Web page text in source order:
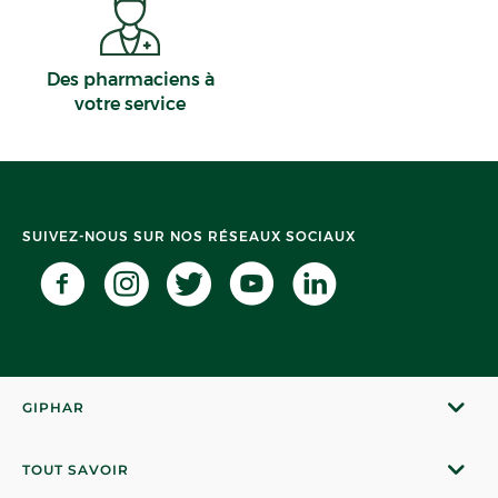
Des pharmaciens à
votre service
SUIVEZ-NOUS SUR NOS RÉSEAUX SOCIAUX
GIPHAR
TOUT SAVOIR